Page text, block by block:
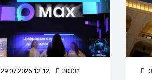
29.07.2026 12:12 20331